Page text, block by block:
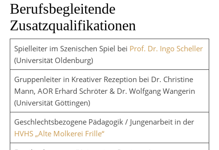
Berufsbegleitende
Zusatzqualifikationen
Spielleiter im Szenischen Spiel bei Prof. Dr. Ingo Scheller
(Universität Oldenburg)
Gruppenleiter in Kreativer Rezeption bei Dr. Christine
Mann, AOR Erhard Schröter & Dr. Wolfgang Wangerin
(Universität Göttingen)
Geschlechtsbezogene Pädagogik / Jungenarbeit in der
HVHS „Alte Molkerei Frille“